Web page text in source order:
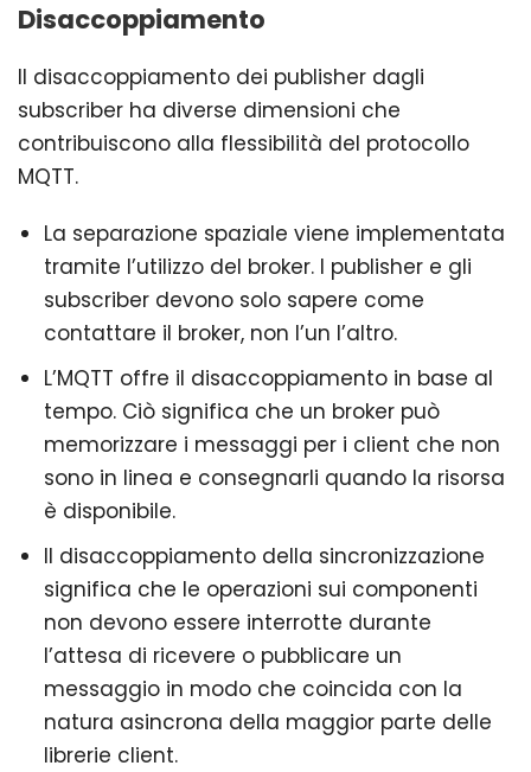
Disaccoppiamento
Il disaccoppiamento dei publisher dagli
subscriber ha diverse dimensioni che
contribuiscono alla flessibilità del protocollo
MQTT.
La separazione spaziale viene implementata
tramite l’utilizzo del broker. I publisher e gli
subscriber devono solo sapere come
contattare il broker, non l’un l’altro.
L’MQTT offre il disaccoppiamento in base al
tempo. Ciò significa che un broker può
memorizzare i messaggi per i client che non
sono in linea e consegnarli quando la risorsa
è disponibile.
Il disaccoppiamento della sincronizzazione
significa che le operazioni sui componenti
non devono essere interrotte durante
l’attesa di ricevere o pubblicare un
messaggio in modo che coincida con la
natura asincrona della maggior parte delle
librerie client.